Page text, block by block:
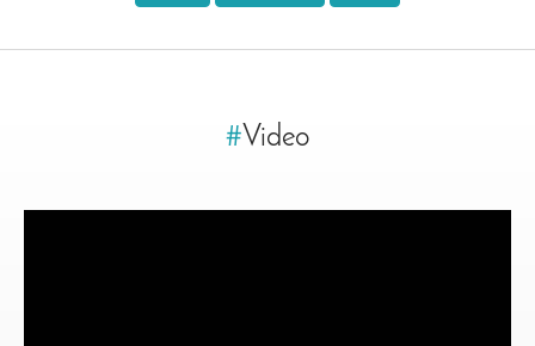
#Video